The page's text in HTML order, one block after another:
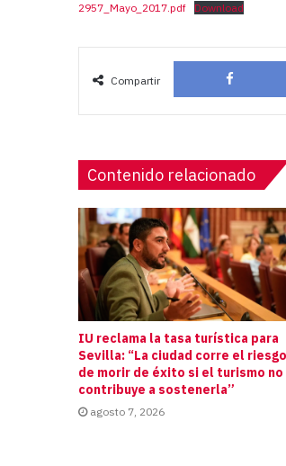
2957_Mayo_2017.pdf Download
Compartir
Contenido relacionado
IU reclama la tasa turística para
Sevilla: “La ciudad corre el riesgo
de morir de éxito si el turismo no
contribuye a sostenerla”
agosto 7, 2026